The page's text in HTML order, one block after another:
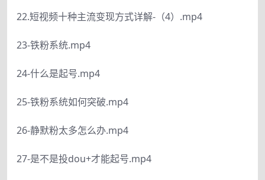
22.短视频十种主流变现方式详解-（4）.mp4
23-铁粉系统.mp4
24-什么是起号.mp4
25-铁粉系统如何突破.mp4
26-静默粉太多怎么办.mp4
27-是不是投dou+才能起号.mp4